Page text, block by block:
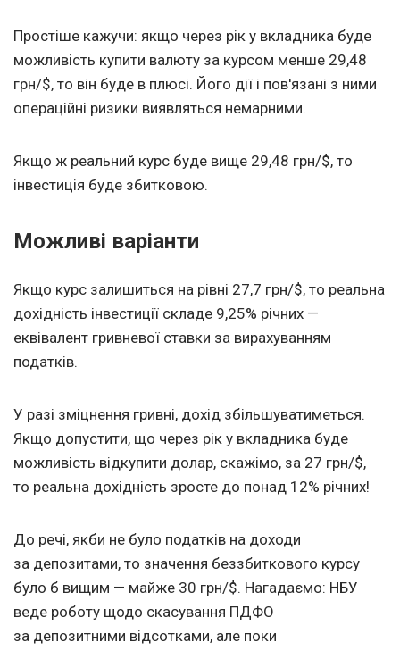
Простіше кажучи: якщо через рік у вкладника буде
можливість купити валюту за курсом менше 29,48
грн/$, то він буде в плюсі. Його дії і пов'язані з ними
операційні ризики виявляться немарними.
Якщо ж реальний курс буде вище 29,48 грн/$, то
інвестиція буде збитковою.
Можливі варіанти
Якщо курс залишиться на рівні 27,7 грн/$, то реальна
дохідність інвестиції складе 9,25% річних —
еквівалент гривневої ставки за вирахуванням
податків.
У разі зміцнення гривні, дохід збільшуватиметься.
Якщо допустити, що через рік у вкладника буде
можливість відкупити долар, скажімо, за 27 грн/$,
то реальна дохідність зросте до понад 12% річних!
До речі, якби не було податків на доходи
за депозитами, то значення беззбиткового курсу
було б вищим — майже 30 грн/$. Нагадаємо: НБУ
веде роботу щодо скасування ПДФО
за депозитними відсотками, але поки